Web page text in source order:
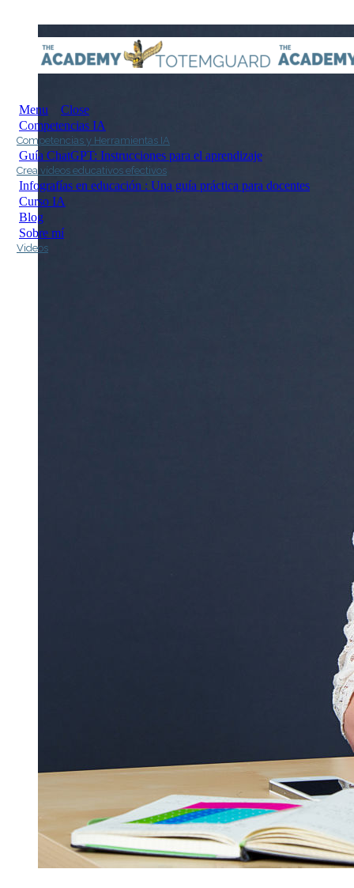
Menu
Close
Competencias IA
Competencias y Herramientas IA
Guía ChatGPT: Instrucciones para el aprendizaje
Crea vídeos educativos efectivos
Infografías en educación : Una guía práctica para docentes
Curso IA
Blog
Sobre mí
Videos